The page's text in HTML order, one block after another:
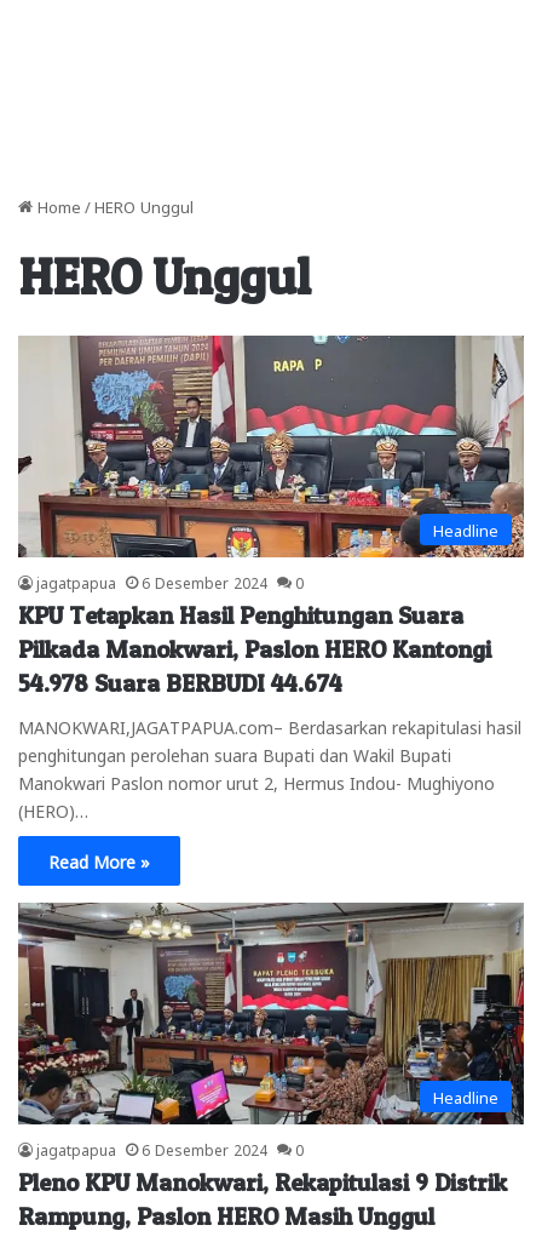
Home / HERO Unggul
HERO Unggul
Headline
jagatpapua 6 Desember 2024 0
KPU Tetapkan Hasil Penghitungan Suara
Pilkada Manokwari, Paslon HERO Kantongi
54.978 Suara BERBUDI 44.674
MANOKWARI,JAGATPAPUA.com– Berdasarkan rekapitulasi hasil
penghitungan perolehan suara Bupati dan Wakil Bupati
Manokwari Paslon nomor urut 2, Hermus Indou- Mughiyono
(HERO)…
Read More »
Headline
jagatpapua 6 Desember 2024 0
Pleno KPU Manokwari, Rekapitulasi 9 Distrik
Rampung, Paslon HERO Masih Unggul